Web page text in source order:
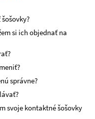
si ich objednať na
správne?
svoje kontaktné šošovky